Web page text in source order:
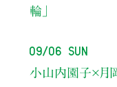
輪」
09/06 Sun
小山内園子×月